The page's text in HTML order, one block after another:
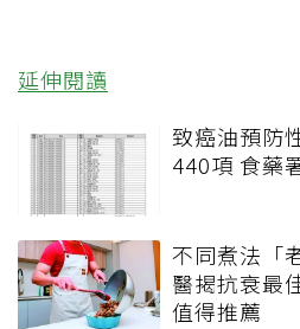
延伸閱讀
致癌油預防
440項 食藥
不同煮法「
醫揭抗衰最
值得推薦